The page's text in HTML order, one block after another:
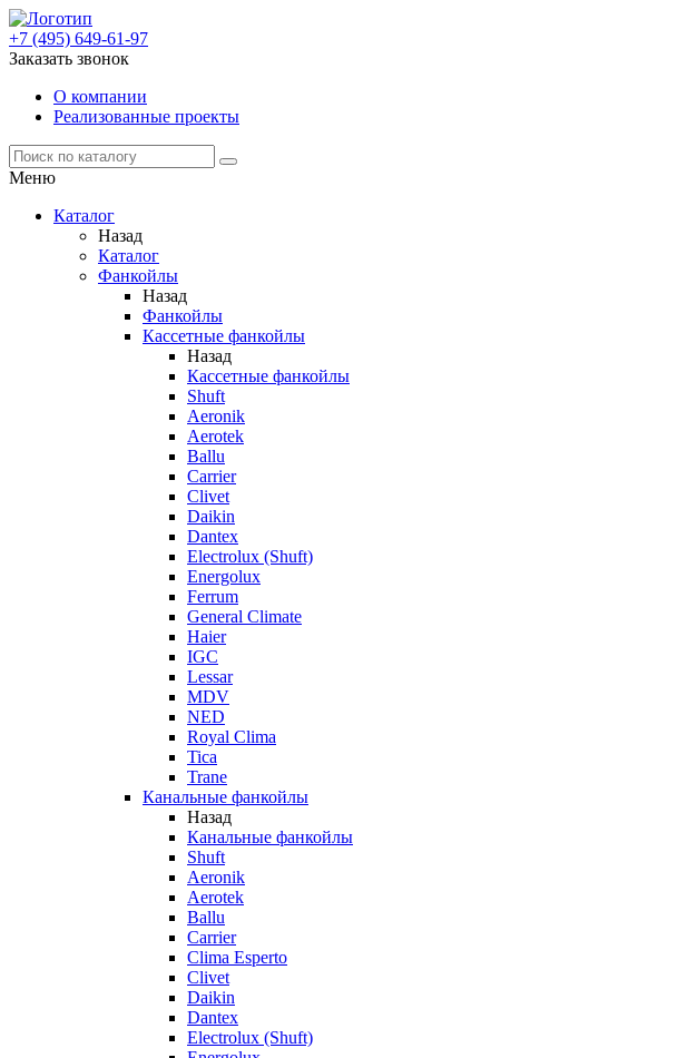
+7 (495) 649-61-97
Заказать звонок
О компании
Реализованные проекты
Меню
Каталог
Назад
Каталог
Фанкойлы
Назад
Фанкойлы
Кассетные фанкойлы
Назад
Кассетные фанкойлы
Shuft
Aeronik
Aerotek
Ballu
Carrier
Clivet
Daikin
Dantex
Electrolux (Shuft)
Energolux
Ferrum
General Climate
Haier
IGC
Lessar
MDV
NED
Royal Clima
Tica
Trane
Канальные фанкойлы
Назад
Канальные фанкойлы
Shuft
Aeronik
Aerotek
Ballu
Carrier
Clima Esperto
Clivet
Daikin
Dantex
Electrolux (Shuft)